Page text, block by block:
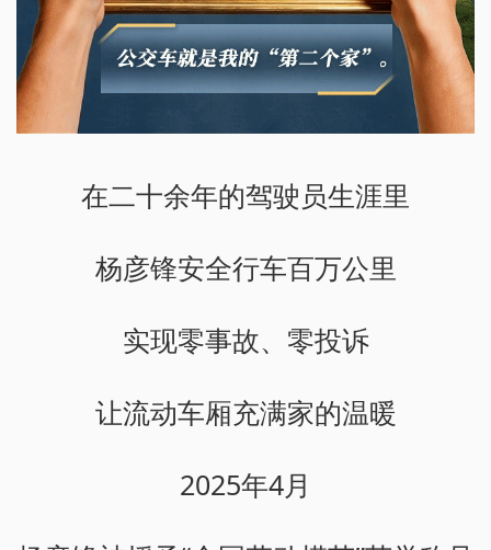
在二十余年的驾驶员生涯里
杨彦锋安全行车百万公里
实现零事故、零投诉
让流动车厢充满家的温暖
2025年4月